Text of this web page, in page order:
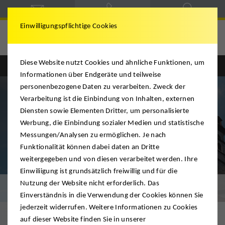
Englisch Deutsch
Umzug Hanau
Einwilligungspflichtige Cookies
Diese Website nutzt Cookies und ähnliche Funktionen, um
Informationen über Endgeräte und teilweise
personenbezogene Daten zu verarbeiten. Zweck der
Verarbeitung ist die Einbindung von Inhalten, externen
Diensten sowie Elementen Dritter, um personalisierte
Werbung, die Einbindung sozialer Medien und statistische
Messungen/Analysen zu ermöglichen. Je nach
Funktionalität können dabei daten an Dritte
weitergegeben und von diesen verarbeitet werden. Ihre
Einwiliigung ist grundsätzlich freiwillig und für die
Nutzung der Website nicht erforderlich. Das
Einverständnis in die Verwendung der Cookies können Sie
jederzeit widerrufen. Weitere Informationen zu Cookies
auf dieser Website finden Sie in unserer